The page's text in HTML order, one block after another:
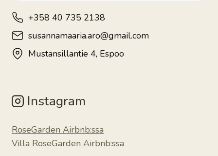
+358 40 735 2138
susannamaaria.aro@gmail.com
Mustansillantie 4, Espoo
Instagram
RoseGarden Airbnb:ssa
Villa RoseGarden Airbnb:ssa